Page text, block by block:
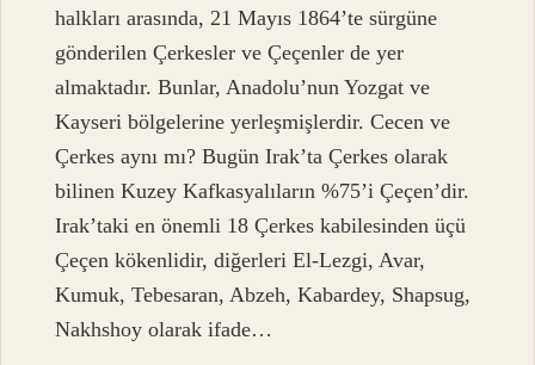
halkları arasında, 21 Mayıs 1864’te sürgüne
gönderilen Çerkesler ve Çeçenler de yer
almaktadır. Bunlar, Anadolu’nun Yozgat ve
Kayseri bölgelerine yerleşmişlerdir. Cecen ve
Çerkes aynı mı? Bugün Irak’ta Çerkes olarak
bilinen Kuzey Kafkasyalıların %75’i Çeçen’dir.
Irak’taki en önemli 18 Çerkes kabilesinden üçü
Çeçen kökenlidir, diğerleri El-Lezgi, Avar,
Kumuk, Tebesaran, Abzeh, Kabardey, Shapsug,
Nakhshoy olarak ifade…